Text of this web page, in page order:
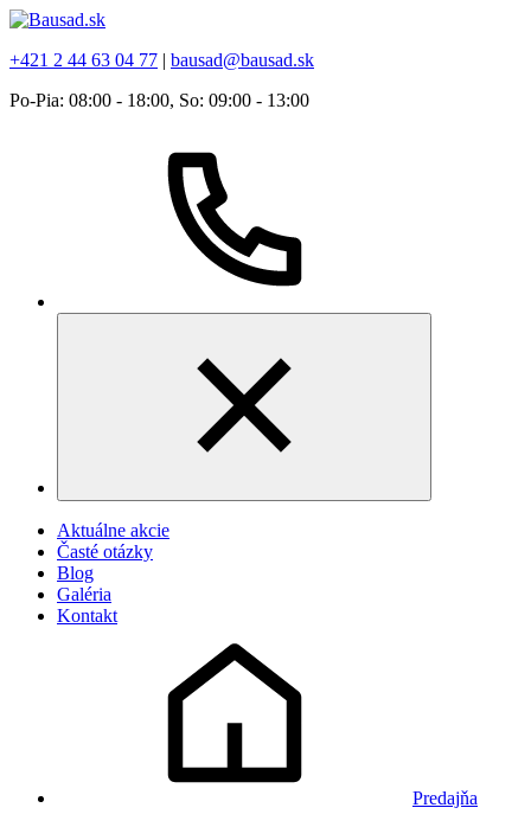
+421 2 44 63 04 77 | bausad@bausad.sk
Po-Pia: 08:00 - 18:00, So: 09:00 - 13:00
Aktuálne akcie
Časté otázky
Blog
Galéria
Kontakt
Predajňa